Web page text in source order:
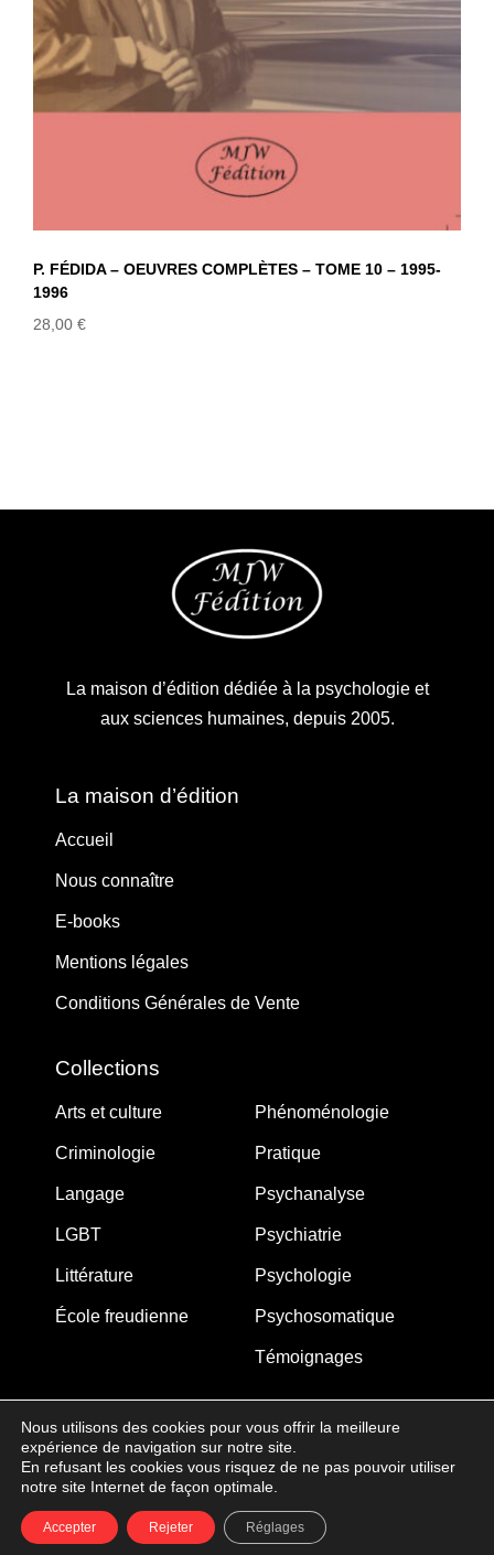
P. FÉDIDA – OEUVRES COMPLÈTES – TOME 10 – 1995-
1996
28,00 €
La maison d’édition dédiée à la psychologie et
aux sciences humaines, depuis 2005.
La maison d’édition
Accueil
Nous connaître
E-books
Mentions légales
Conditions Générales de Vente
Collections
Arts et culture
Criminologie
Langage
LGBT
Littérature
École freudienne
Phénoménologie
Pratique
Psychanalyse
Psychiatrie
Psychologie
Psychosomatique
Témoignages
MJW-FEDITION.COM © 2005-2025 – La Gouberdière
14710 Saint-Martin de Blagny
Nous utilisons des cookies pour vous offrir la meilleure
expérience de navigation sur notre site.
En refusant les cookies vous risquez de ne pas pouvoir utiliser
notre site Internet de façon optimale.
Accepter Rejeter Réglages